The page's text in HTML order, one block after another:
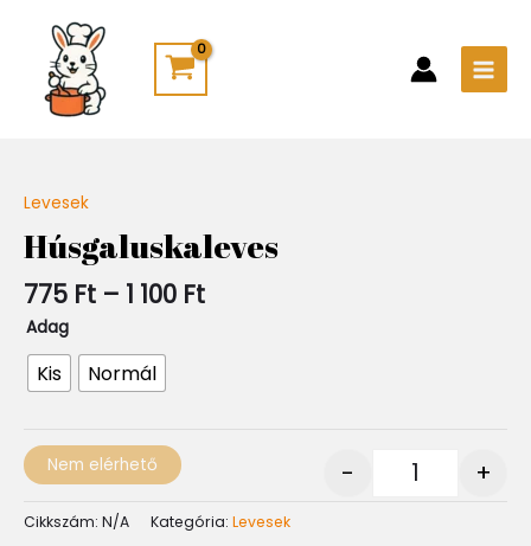
content
Levesek
Húsgaluskaleves
775 Ft – 1 100 Ft
775 Ft
-
1
100 Ft
Adag
Kis Normál
- +
Nem elérhető
Cikkszám: N/A Kategória: Levesek